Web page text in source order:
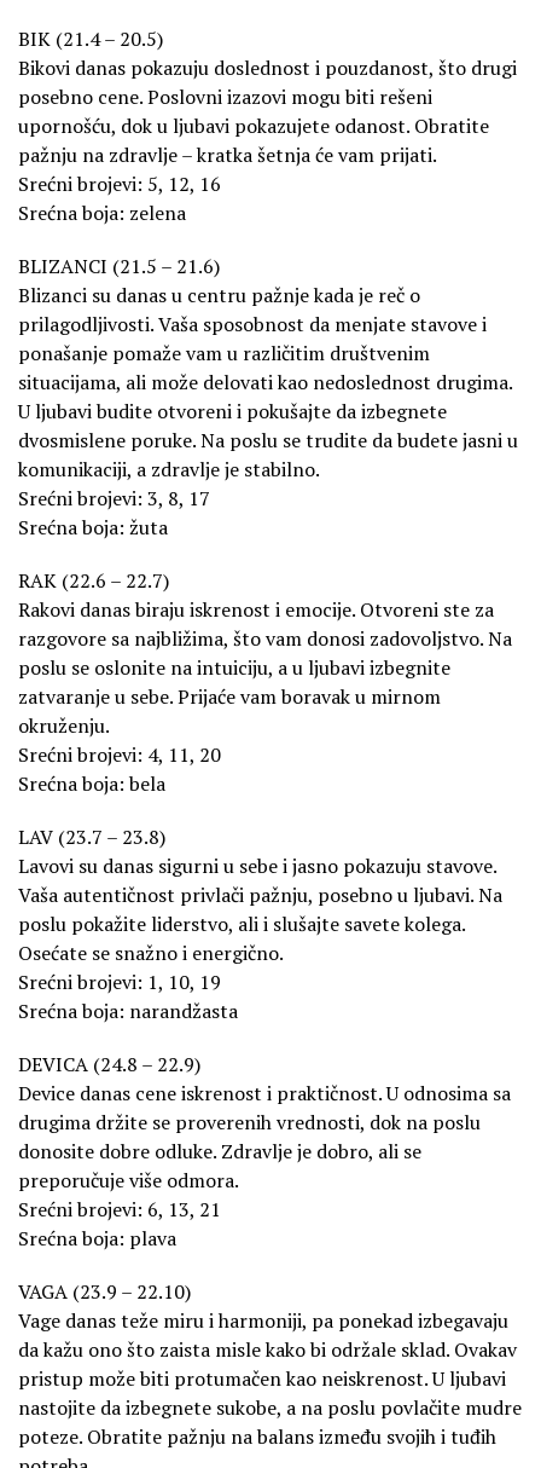
BIK (21.4 – 20.5)
Bikovi danas pokazuju doslednost i pouzdanost, što drugi
posebno cene. Poslovni izazovi mogu biti rešeni
upornošću, dok u ljubavi pokazujete odanost. Obratite
pažnju na zdravlje – kratka šetnja će vam prijati.
Srećni brojevi: 5, 12, 16
Srećna boja: zelena
BLIZANCI (21.5 – 21.6)
Blizanci su danas u centru pažnje kada je reč o
prilagodljivosti. Vaša sposobnost da menjate stavove i
ponašanje pomaže vam u različitim društvenim
situacijama, ali može delovati kao nedoslednost drugima.
U ljubavi budite otvoreni i pokušajte da izbegnete
dvosmislene poruke. Na poslu se trudite da budete jasni u
komunikaciji, a zdravlje je stabilno.
Srećni brojevi: 3, 8, 17
Srećna boja: žuta
RAK (22.6 – 22.7)
Rakovi danas biraju iskrenost i emocije. Otvoreni ste za
razgovore sa najbližima, što vam donosi zadovoljstvo. Na
poslu se oslonite na intuiciju, a u ljubavi izbegnite
zatvaranje u sebe. Prijaće vam boravak u mirnom
okruženju.
Srećni brojevi: 4, 11, 20
Srećna boja: bela
LAV (23.7 – 23.8)
Lavovi su danas sigurni u sebe i jasno pokazuju stavove.
Vaša autentičnost privlači pažnju, posebno u ljubavi. Na
poslu pokažite liderstvo, ali i slušajte savete kolega.
Osećate se snažno i energično.
Srećni brojevi: 1, 10, 19
Srećna boja: narandžasta
DEVICA (24.8 – 22.9)
Device danas cene iskrenost i praktičnost. U odnosima sa
drugima držite se proverenih vrednosti, dok na poslu
donosite dobre odluke. Zdravlje je dobro, ali se
preporučuje više odmora.
Srećni brojevi: 6, 13, 21
Srećna boja: plava
VAGA (23.9 – 22.10)
Vage danas teže miru i harmoniji, pa ponekad izbegavaju
da kažu ono što zaista misle kako bi održale sklad. Ovakav
pristup može biti protumačen kao neiskrenost. U ljubavi
nastojite da izbegnete sukobe, a na poslu povlačite mudre
poteze. Obratite pažnju na balans između svojih i tuđih